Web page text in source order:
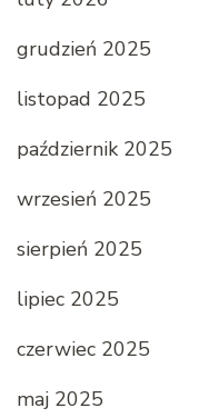
grudzień 2025
listopad 2025
październik 2025
wrzesień 2025
sierpień 2025
lipiec 2025
czerwiec 2025
maj 2025